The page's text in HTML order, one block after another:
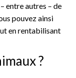
entre autres – de
pouvez ainsi
en rentabilisant
?